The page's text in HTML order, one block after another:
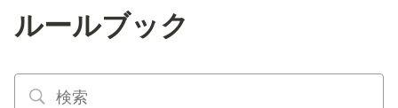
ルールブック